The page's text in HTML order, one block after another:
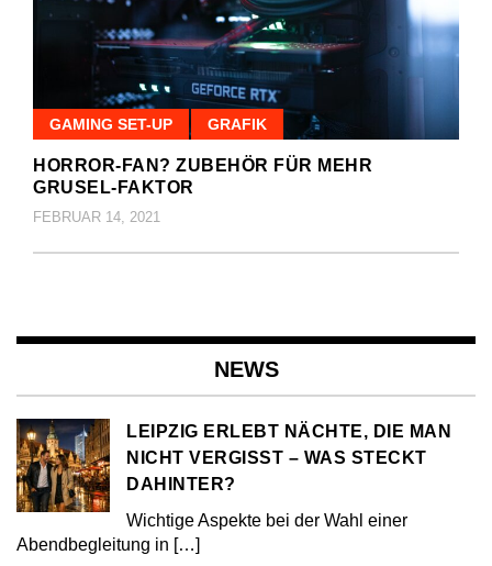
GAMING SET-UP GRAFIK
HORROR-FAN? ZUBEHÖR FÜR MEHR
GRUSEL-FAKTOR
FEBRUAR 14, 2021
NEWS
LEIPZIG ERLEBT NÄCHTE, DIE MAN
NICHT VERGISST – WAS STECKT
DAHINTER?
Wichtige Aspekte bei der Wahl einer
Abendbegleitung in […]